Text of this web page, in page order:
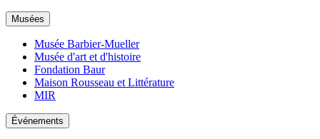
Musées
Musée Barbier-Mueller
Musée d'art et d'histoire
Fondation Baur
Maison Rousseau et Littérature
MIR
Événements